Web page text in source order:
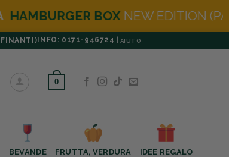
NEW EDITION (PANE BURGER IN
INFO: 0171-946724 | AIUTO
0
BEVANDE FRUTTA, VERDURA IDEE REGALO